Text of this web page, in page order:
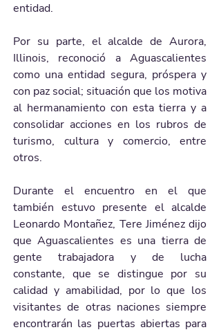
entidad.
Por su parte, el alcalde de Aurora,
Illinois, reconoció a Aguascalientes
como una entidad segura, próspera y
con paz social; situación que los motiva
al hermanamiento con esta tierra y a
consolidar acciones en los rubros de
turismo, cultura y comercio, entre
otros.
Durante el encuentro en el que
también estuvo presente el alcalde
Leonardo Montañez, Tere Jiménez dijo
que Aguascalientes es una tierra de
gente trabajadora y de lucha
constante, que se distingue por su
calidad y amabilidad, por lo que los
visitantes de otras naciones siempre
encontrarán las puertas abiertas para